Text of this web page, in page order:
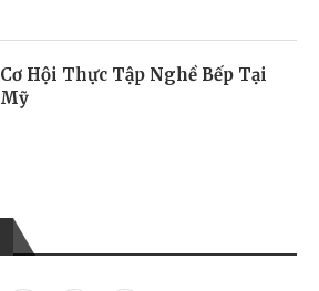
Cơ Hội Thực Tập Nghề Bếp Tại
Mỹ